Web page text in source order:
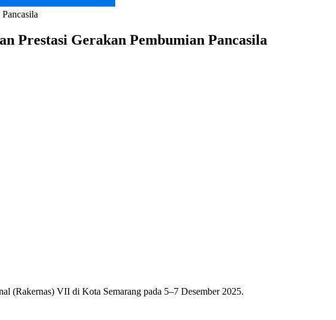
Prestasi Gerakan Pembumian Pancasila
(Rakernas) VII di Kota Semarang pada 5–7 Desember 2025.